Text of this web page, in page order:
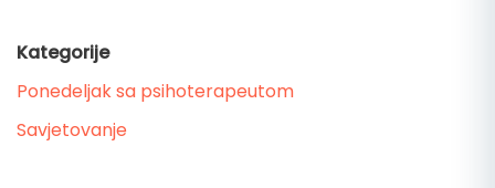
Kategorije
Ponedeljak sa psihoterapeutom
Savjetovanje